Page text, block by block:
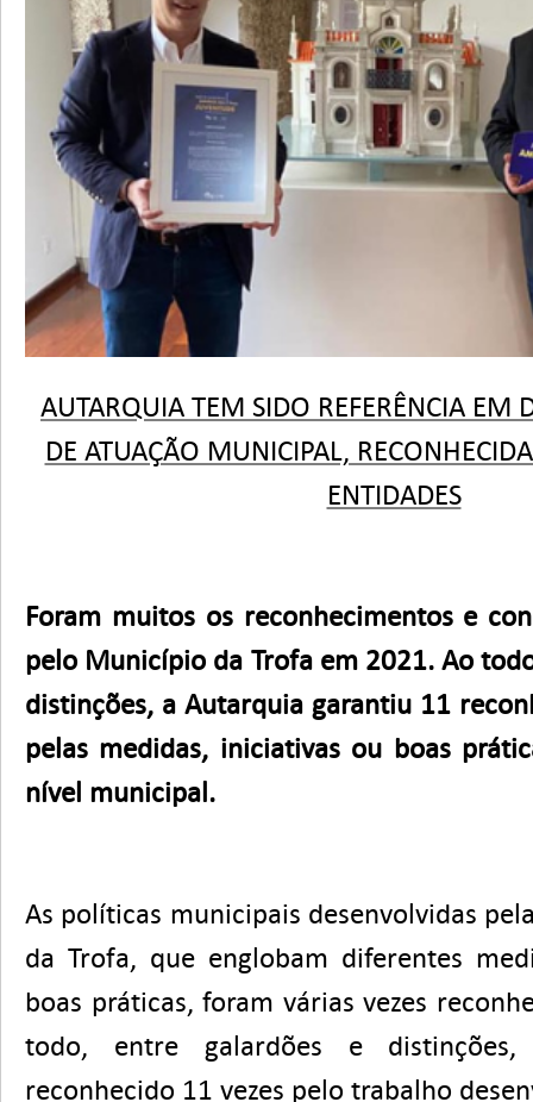
AUTARQUIA TEM SIDO REFERÊNCIA EM
DE ATUAÇÃO MUNICIPAL,
ENTIDADES
Foram muitos os reconhecimentos e
pelo Município da Trofa em 2021. Ao
distinções, a Autarquia garantiu 11
pelas medidas, iniciativas ou boas
nível municipal.
As políticas municipais desenvolvidas
da Trofa, que englobam diferentes
boas práticas, foram várias vezes
todo, entre galardões e
reconhecido 11 vezes pelo trabalho